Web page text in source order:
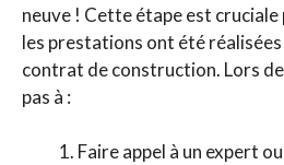
neuve ! Cette étape est
les prestations ont été
contrat de construction. Lors
pas à :
Faire appel à un expert